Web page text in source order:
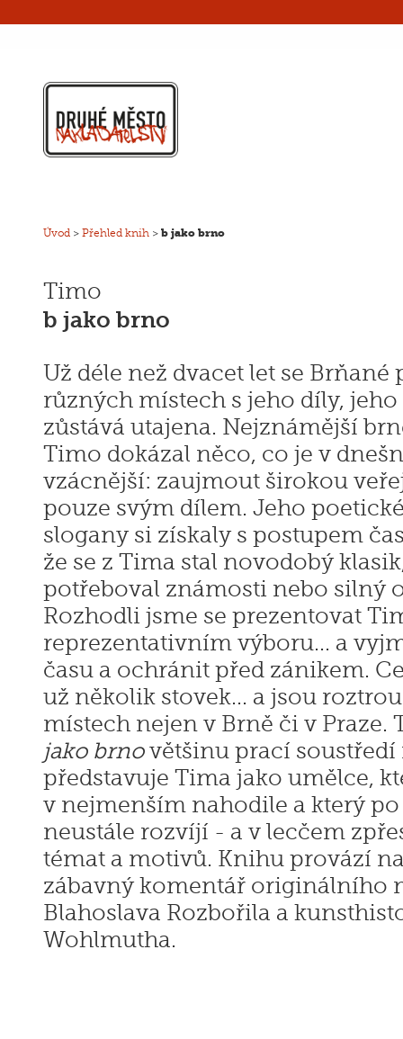
Úvod > Přehled knih > b jako brno
Timo
b jako brno
Už déle než dvacet let se Brňané
různých místech s jeho díly,
zůstává utajena. Nejznámější
Timo dokázal něco, co je v
vzácnější: zaujmout širokou
pouze svým dílem. Jeho
slogany si získaly s postupem
že se z Tima stal novodobý
potřeboval známosti nebo silný
Rozhodli jsme se prezentovat
reprezentativním výboru... a
času a ochránit před zánikem.
už několik stovek... a jsou
místech nejen v Brně či v Praze.
jako brnovětšinu prací soustředí
představuje Tima jako umělce,
v nejmenším nahodile a který
neustále rozvíjí - a v lecčem
témat a motivů. Knihu provází
zábavný komentář originálního
Blahoslava Rozbořila a
Wohlmutha.